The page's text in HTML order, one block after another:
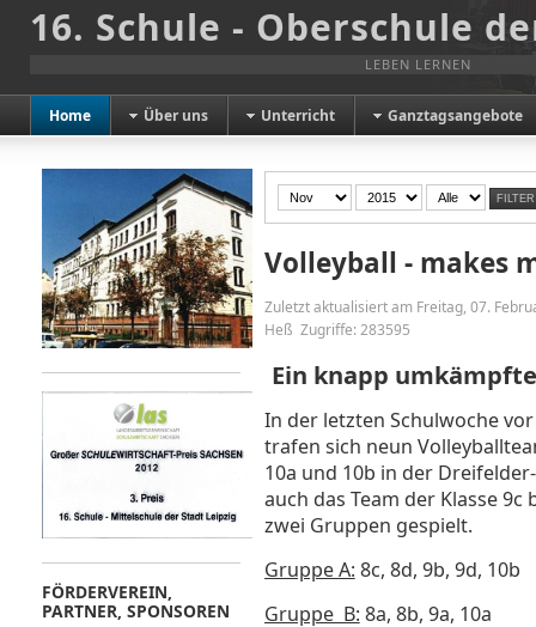
16. Schule - Oberschule
LEBEN LERNEN
Home Über uns Unterricht Ganztagsangebote
FILTER
Volleyball - makes
Zuletzt aktualisiert am Freitag, 07.
Heß Zugriffe: 283595
Ein knapp
In der letzten Schulwoche
trafen sich neun
10a und 10b in der
auch das Team der Klasse
zwei Gruppen gespielt.
Gruppe A: 8c, 8d, 9b, 9d, 10b
Gruppe B: 8a, 8b, 9a, 10a
FÖRDERVEREIN,
PARTNER, SPONSOREN